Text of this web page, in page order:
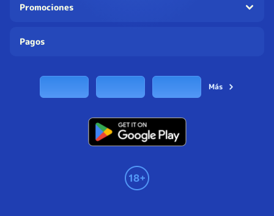
Promociones
Pagos
Más